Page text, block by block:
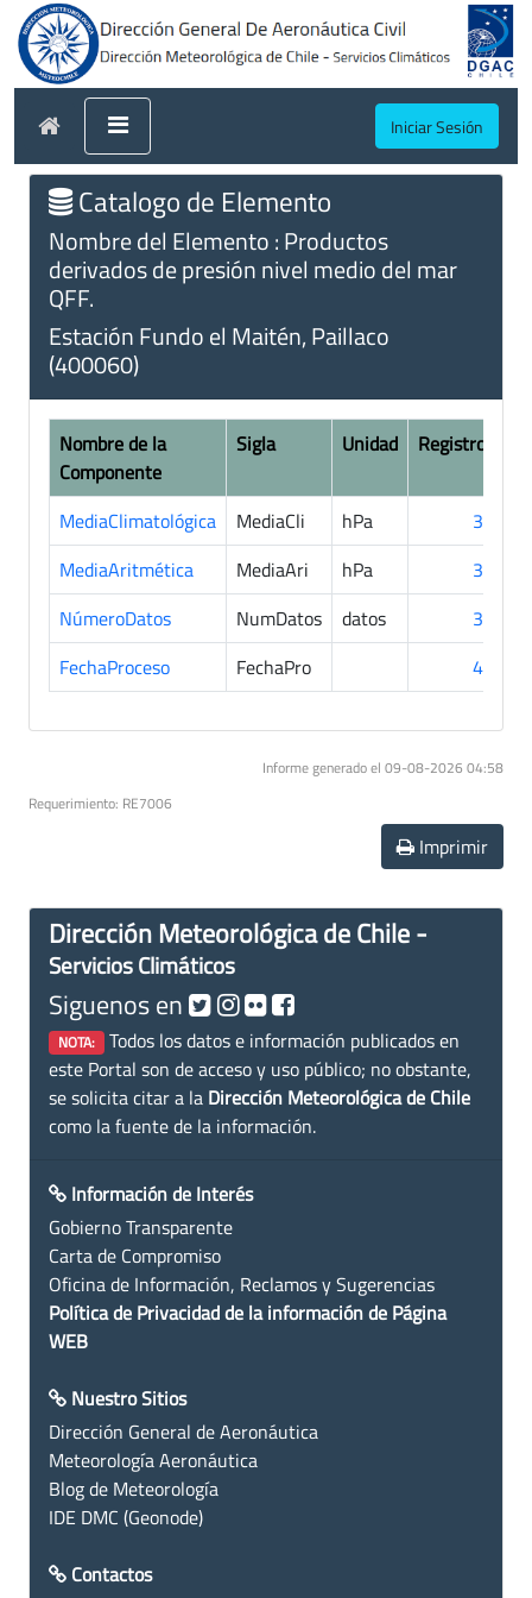
Iniciar Sesión
Catalogo de Elemento
Nombre del Elemento : Productos
derivados de presión nivel medio del mar
QFF.
Estación Fundo el Maitén, Paillaco
(400060)
Nombre de la
Componente
Sigla Unidad Registros
MediaClimatológica MediaCli hPa
34
MediaAritmética
MediaAri hPa
36
NúmeroDatos
NumDatos datos
36
FechaProceso
FechaPro 43
Informe generado el 09-08-2026 04:58
Requerimiento: RE7006
Imprimir
Dirección Meteorológica de Chile -
Servicios Climáticos
Siguenos en
NOTA: Todos los datos e información publicados en
este Portal son de acceso y uso público; no obstante,
se solicita citar a la Dirección Meteorológica de Chile
como la fuente de la información.
Información de Interés
Gobierno Transparente
Carta de Compromiso
Oficina de Información, Reclamos y Sugerencias
Política de Privacidad de la información de Página
WEB
Nuestro Sitios
Dirección General de Aeronáutica
Meteorología Aeronáutica
Blog de Meteorología
IDE DMC (Geonode)
Contactos